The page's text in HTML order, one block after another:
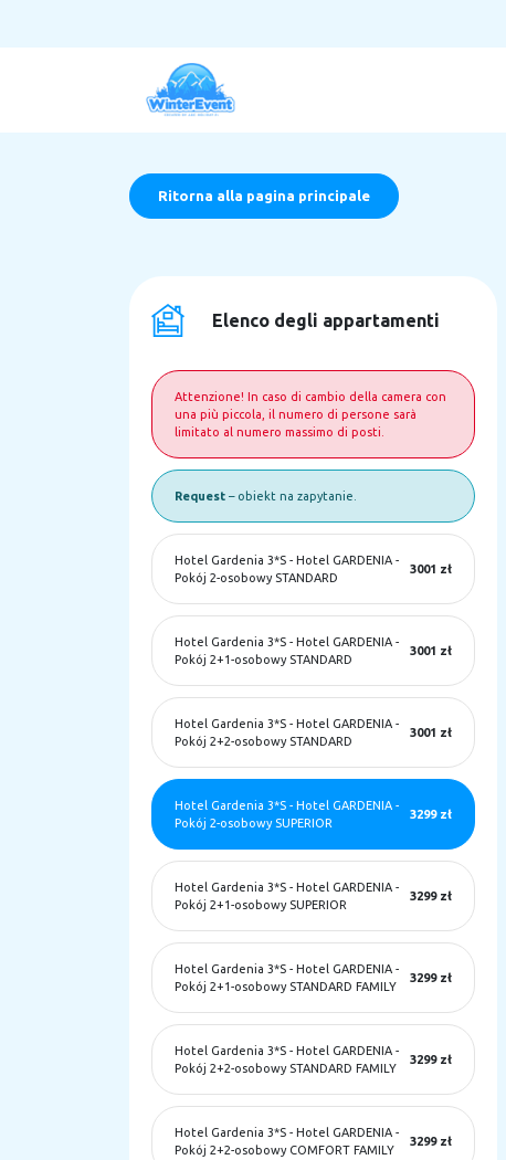
Ritorna alla pagina principale
Elenco degli appartamenti
Attenzione! In caso di cambio della camera con
una più piccola, il numero di persone sarà
limitato al numero massimo di posti.
Request – obiekt na zapytanie.
Hotel Gardenia 3*S - Hotel GARDENIA -
Pokój 2-osobowy STANDARD
3001 zł
Hotel Gardenia 3*S - Hotel GARDENIA -
Pokój 2+1-osobowy STANDARD
3001 zł
Hotel Gardenia 3*S - Hotel GARDENIA -
Pokój 2+2-osobowy STANDARD
3001 zł
Hotel Gardenia 3*S - Hotel GARDENIA -
Pokój 2-osobowy SUPERIOR
3299 zł
Hotel Gardenia 3*S - Hotel GARDENIA -
Pokój 2+1-osobowy SUPERIOR
3299 zł
Hotel Gardenia 3*S - Hotel GARDENIA -
Pokój 2+1-osobowy STANDARD FAMILY
3299 zł
Hotel Gardenia 3*S - Hotel GARDENIA -
Pokój 2+2-osobowy STANDARD FAMILY
3299 zł
Hotel Gardenia 3*S - Hotel GARDENIA -
Pokój 2+2-osobowy COMFORT FAMILY
3299 zł